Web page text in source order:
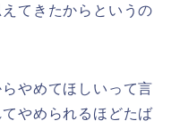
てきたからというの
やめてほしいって言
やめられるほどたば